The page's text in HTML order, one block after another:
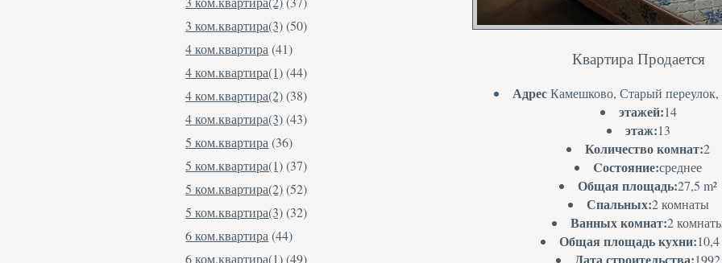
3 ком.квартира(3)(50)
4 ком.квартира (41)
4 ком.квартира(1)(44)
4 ком.квартира(2)(38)
4 ком.квартира(3)(43)
5 ком.квартира (36)
5 ком.квартира(1)(37)
5 ком.квартира(2)(52)
5 ком.квартира(3)(32)
6 ком.квартира (44)
6 ком.квартира(1)(49)
Квартира Продается
АдресКамешково, Старый переулок,
этажей:14
этаж:13
Количество комнат:2
Cостояние:среднее
Общая площадь:27,5 m²
Спальных:2 комнаты
Ванных комнат:2
Общая площадь кухни:10,4
Дата строительства:1992